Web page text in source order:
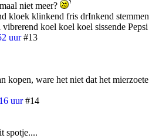
niet meer?
kloek klinkend fris drInkend stemmen
koel koel koel sissende Pepsi
uur #13
kopen, ware het niet dat het mierzoete
uur #14
spotje....